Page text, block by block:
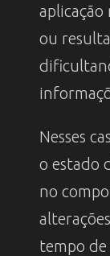
aplicação
ou
Nesses
o estado
no
tempo de